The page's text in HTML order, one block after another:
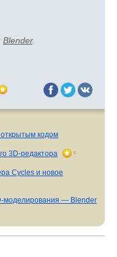
Blender.
кодом
3D-редактора 5
Cycles и новое
моделирования — Blender